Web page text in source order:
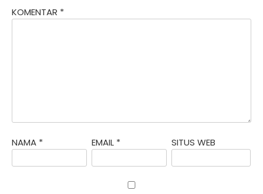
KOMENTAR *
NAMA * EMAIL * SITUS WEB